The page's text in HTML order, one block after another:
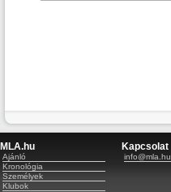
MLA.hu
Ajánló
Kronológia
Személyek
Klubok
Kapcsolat
info@mla.hu